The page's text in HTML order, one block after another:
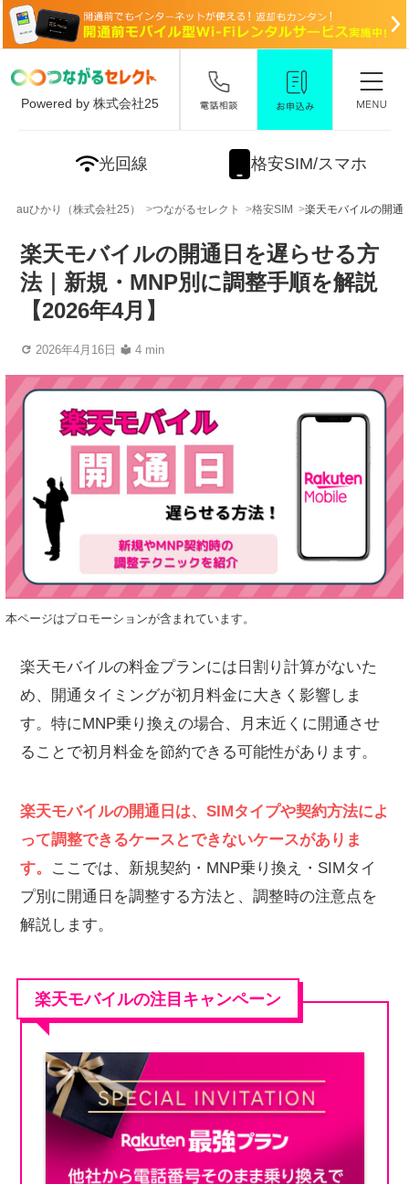
Powered by 株式会社25
光回線 格安SIM/スマホ
auひかり（株式会社25） つながるセレクト 格安SIM 楽天モバイルの開通
楽天モバイルの開通日を遅らせる方
法｜新規・MNP別に調整手順を解説
【2026年4月】
2026年4月16日 4 min
本ページはプロモーションが含まれています。
楽天モバイルの料金プランには日割り計算がないた
め、開通タイミングが初月料金に大きく影響しま
す。特にMNP乗り換えの場合、月末近くに開通させ
ることで初月料金を節約できる可能性があります。
楽天モバイルの開通日は、SIMタイプや契約方法によ
って調整できるケースとできないケースがありま
す。
ここでは、新規契約・MNP乗り換え・SIMタイ
プ別に開通日を調整する方法と、調整時の注意点を
解説します。
楽天モバイルの注目キャンペーン